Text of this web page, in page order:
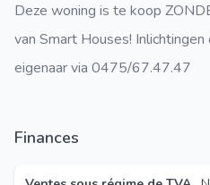
Deze woning is te koop
van Smart Houses!
eigenaar via 0475/67.47.47
Finances